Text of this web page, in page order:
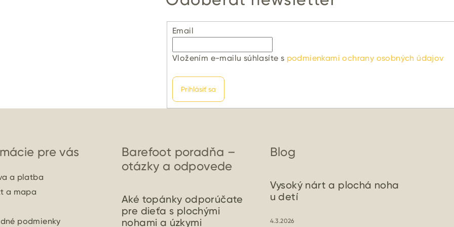
Email
Vložením e-mailu súhlasíte s podmienkami ochrany osobných údajov
Prihlásiť sa
pre vás
a platba
a mapa
podmienky
Barefoot poradňa –
otázky a odpovede
Aké topánky odporúčate
pre dieťa s plochými
nohami a úzkymi
Blog
Vysoký nárt a plochá noha
u detí
4.3.2026